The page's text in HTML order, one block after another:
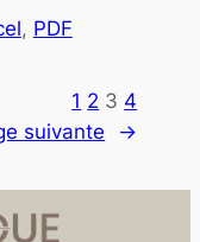
, PDF
1 2 3 4
suivante
→